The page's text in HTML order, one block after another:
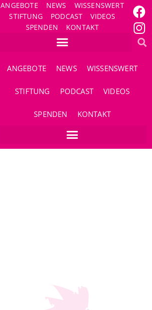
ANGEBOTE NEWS
WISSENSWERT
STIFTUNG
PODCAST
VIDEOS
SPENDEN
KONTAKT
ANGEBOTE NEWS WISSENSWERT
STIFTUNG PODCAST VIDEOS
SPENDEN KONTAKT